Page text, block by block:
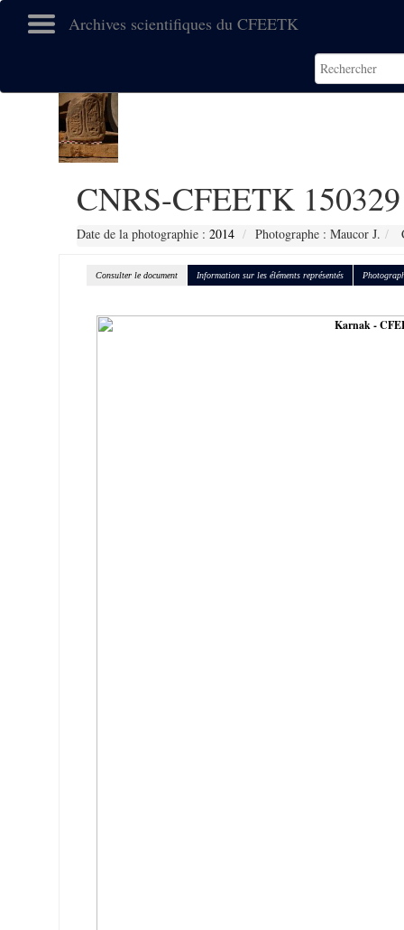
Archives scientifiques du CFEETK
CNRS-CFEETK 150329
Date de la photographie : 2014 Photographe : Maucor J.
Consulter le document Information sur les éléments représentés